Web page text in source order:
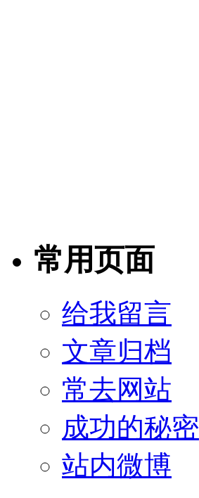
常用页面
给我留言
文章归档
常去网站
成功的秘密
站内微博